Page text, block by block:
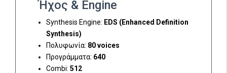
Ήχος & Engine
Synthesis Engine: EDS (Enhanced Definition
Synthesis)
Πολυφωνία: 80 voices
Προγράμματα: 640
Combi: 512